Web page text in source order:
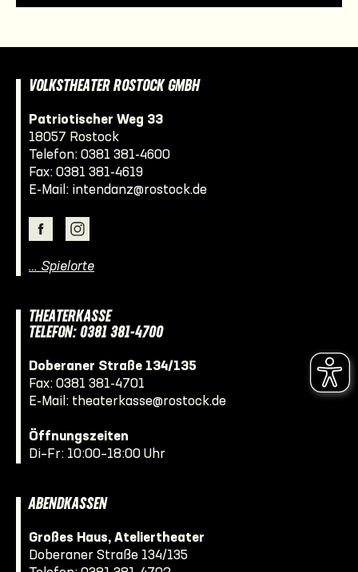
VOLKSTHEATER ROSTOCK GMBH
Patriotischer Weg 33
18057 Rostock
Telefon: 0381 381-4600
Fax: 0381 381-4619
E-Mail: intendanz@rostock.de
… Spielorte
THEATERKASSE
TELEFON: 0381 381-4700
Doberaner Straße 134/135
Fax: 0381 381-4701
E-Mail: theaterkasse@rostock.de
Öffnungszeiten
Di–Fr: 10:00–18:00 Uhr
ABENDKASSEN
Großes Haus, Ateliertheater
Doberaner Straße 134/135